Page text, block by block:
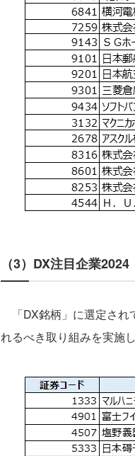
（3）DX注目企業
「DX銘柄」に選定され
れるべき取り組みを実施